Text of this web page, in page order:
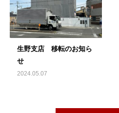
生野支店 移転のお知ら
せ
2024.05.07